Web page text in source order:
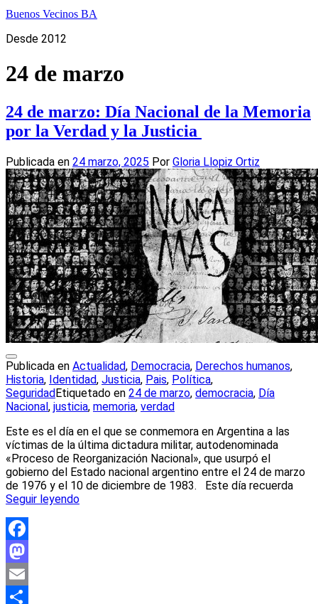
Buenos Vecinos BA
Desde 2012
24 de marzo
24 de marzo: Día Nacional de la Memoria
por la Verdad y la Justicia
Publicada en 24 marzo, 2025 Por Gloria Llopiz Ortiz
Publicada en Actualidad, Democracia, Derechos humanos,
Historia, Identidad, Justicia, Pais, Política,
SeguridadEtiquetado en 24 de marzo, democracia, Día
Nacional, justicia, memoria, verdad
Este es el día en el que se conmemora en Argentina a las
víctimas de la última dictadura militar, autodenominada
«Proceso de Reorganización Nacional», que usurpó el
gobierno del Estado nacional argentino entre el 24 de marzo
de 1976 y el 10 de diciembre de 1983. Este día recuerda
Seguir leyendo
Facebook
Mastodon
Email